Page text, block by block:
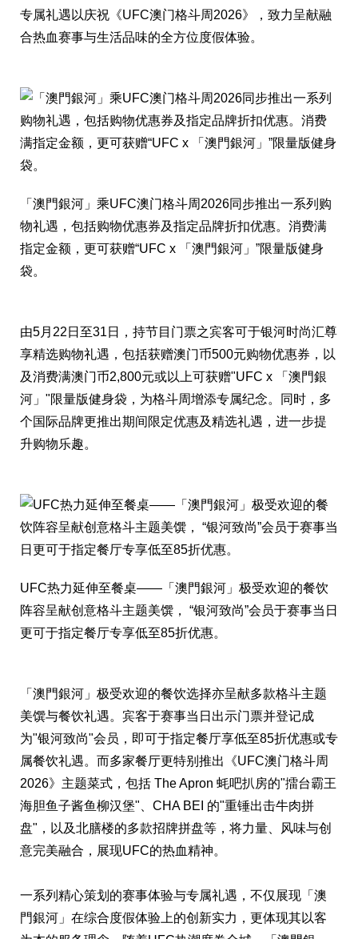
专属礼遇以庆祝《UFC澳门格斗周2026》，致力呈献融
合热血赛事与生活品味的全方位度假体验。
「澳門銀河」乘UFC澳门格斗周2026同步推出一系列购
物礼遇，包括购物优惠券及指定品牌折扣优惠。消费满
指定金额，更可获赠“UFC x 「澳門銀河」”限量版健身
袋。
由5月22日至31日，持节目门票之宾客可于银河时尚汇尊
享精选购物礼遇，包括获赠澳门币500元购物优惠券，以
及消费满澳门币2,800元或以上可获赠"UFC x 「澳門銀
河」"限量版健身袋，为格斗周增添专属纪念。同时，多
个国际品牌更推出期间限定优惠及精选礼遇，进一步提
升购物乐趣。
UFC热力延伸至餐桌——「澳門銀河」极受欢迎的餐饮
阵容呈献创意格斗主题美馔， “银河致尚”会员于赛事当日
更可于指定餐厅专享低至85折优惠。
「澳門銀河」极受欢迎的餐饮选择亦呈献多款格斗主题
美馔与餐饮礼遇。宾客于赛事当日出示门票并登记成
为"银河致尚"会员，即可于指定餐厅享低至85折优惠或专
属餐饮礼遇。而多家餐厅更特别推出《UFC澳门格斗周
2026》主题菜式，包括 The Apron 蚝吧扒房的"擂台霸王
海胆鱼子酱鱼柳汉堡"、CHA BEI 的"重锤出击牛肉拼
盘"，以及北膳楼的多款招牌拼盘等，将力量、风味与创
意完美融合，展现UFC的热血精神。
一系列精心策划的赛事体验与专属礼遇，不仅展现「澳
門銀河」在综合度假体验上的创新实力，更体现其以客